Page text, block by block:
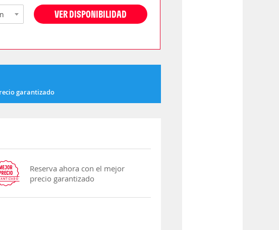
VER DISPONIBILIDAD
garantizado
Reserva ahora con el mejor
precio garantizado